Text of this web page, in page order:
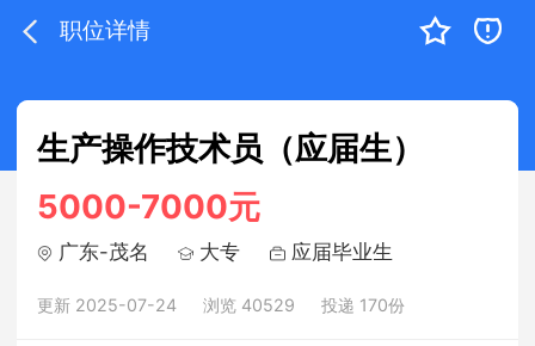
职位详情
生产操作技术员（应届生）
5000-7000元
广东-茂名 大专 应届毕业生
更新 2025-07-24 浏览 40529 投递 170份